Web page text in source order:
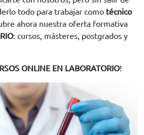
todo para trabajar como técnico
ahora nuestra oferta formativa
: cursos, másteres, postgrados y
ONLINE EN LABORATORIO!